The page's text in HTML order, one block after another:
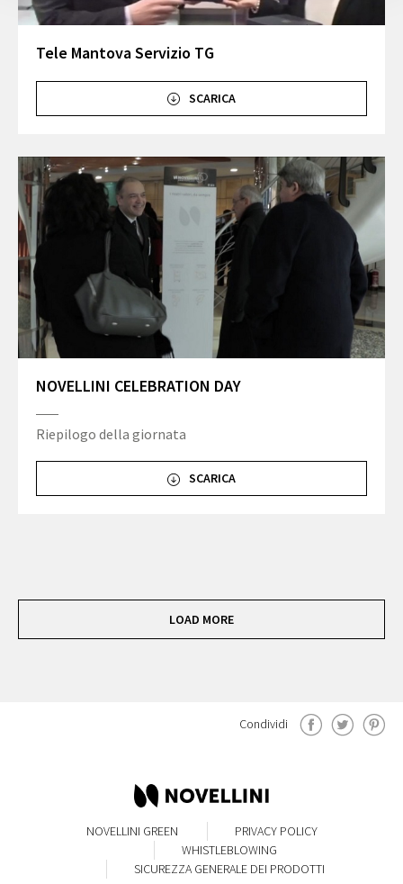
Tele Mantova Servizio TG
SCARICA
NOVELLINI CELEBRATION DAY
Riepilogo della giornata
SCARICA
LOAD MORE
Condividi
NOVELLINI GREEN
PRIVACY POLICY
WHISTLEBLOWING
SICUREZZA GENERALE DEI PRODOTTI